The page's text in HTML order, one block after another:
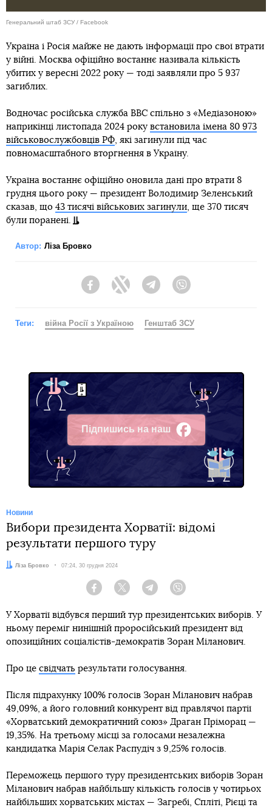
Генеральний штаб ЗСУ / Facebook
Україна і Росія майже не дають інформації про свої втрати
у війні. Москва офіційно востаннє називала кількість
убитих у вересні 2022 року — тоді заявляли про 5 937
загиблих.
Водночас російська служба BBC спільно з «Медіазоною»
наприкінці листопада 2024 року встановила імена 80 973
військовослужбовців РФ , які загинули під час
повномасштабного вторгнення в Україну.
Україна востаннє офіційно оновила дані про втрати 8
грудня цього року — президент Володимир Зеленський
сказав, що 43 тисячі військових загинули , ще 370 тисяч
були поранені.
Автор: Ліза Бровко
FacebookTwitter Telegram
Теги: війна Росії з Україною Генштаб ЗСУ
Підпишись на наш
Facebook
Новини
Вибори президента Хорватії: відомі
результати першого туру
Автор:
Ліза Бровко Дата:
07:24, 30 грудня 2024
Facebook Twitter Telegram
У Хорватії відбувся перший тур президентських виборів. У
ньому переміг нинішній проросійський президент від
опозиційних соціалістів-демократів Зоран Міланович.
Про це свідчать результати голосування.
Після підрахунку 100% голосів Зоран Міланович набрав
49,09%, а його головний конкурент від правлячої партії
«Хорватський демократичний союз» Драган Пріморац —
19,35%. На третьому місці за голосами незалежна
кандидатка Марія Селак Распудіч з 9,25% голосів.
Переможець першого туру президентських виборів Зоран
Міланович набрав найбільшу кількість голосів у чотирьох
найбільших хорватських містах — Загребі, Спліті, Рієці та